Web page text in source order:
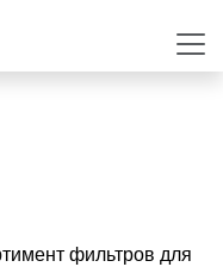
фильтров для